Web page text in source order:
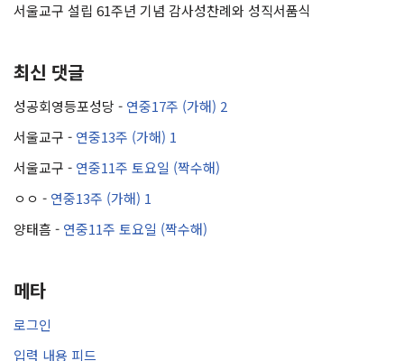
서울교구 설립 61주년 기념 감사성찬례와 성직서품식
최신 댓글
성공회영등포성당 - 연중17주 (가해) 2
서울교구 - 연중13주 (가해) 1
서울교구 - 연중11주 토요일 (짝수해)
ㅇㅇ - 연중13주 (가해) 1
양태흠 - 연중11주 토요일 (짝수해)
메타
로그인
입력 내용 피드